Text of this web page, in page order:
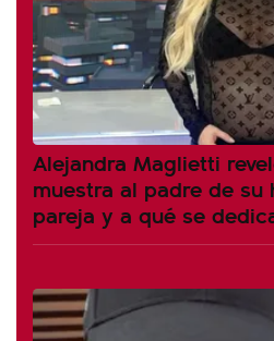
Alejandra Maglietti
muestra al padre de su
pareja y a qué se